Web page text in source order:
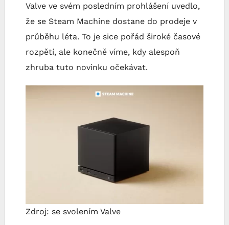
Valve ve svém posledním prohlášení uvedlo,
že se Steam Machine dostane do prodeje v
průběhu léta. To je sice pořád široké časové
rozpětí, ale konečně víme, kdy alespoň
zhruba tuto novinku očekávat.
Zdroj: se svolením Valve